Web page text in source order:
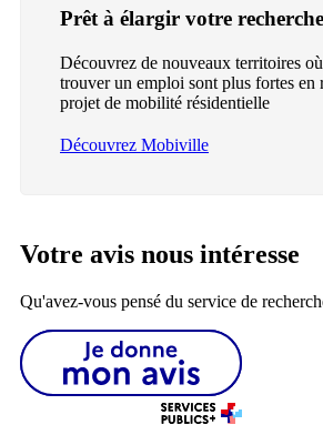
Prêt à élargir votre
Découvrez de nouveaux territoires
trouver un emploi sont plus fortes en
projet de mobilité résidentielle
Découvrez Mobiville
Votre avis nous intéresse
Qu'avez-vous pensé du service de